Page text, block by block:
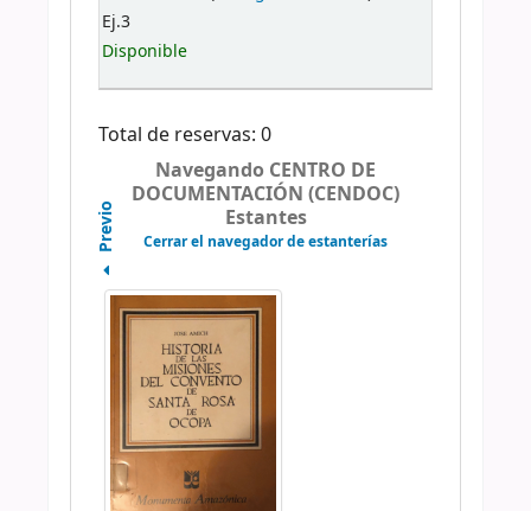
Ej.3
Disponible
Total de reservas: 0
Navegando CENTRO DE
DOCUMENTACIÓN (CENDOC)
Estantes
Cerrar el navegador de estanterías
Previo